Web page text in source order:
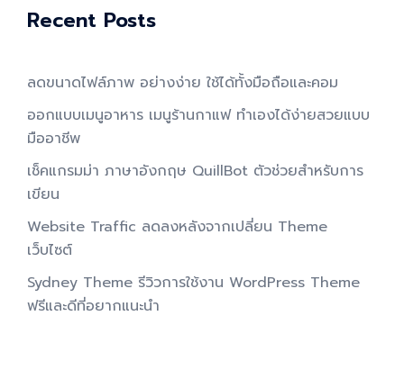
Recent Posts
ลดขนาดไฟล์ภาพ อย่างง่าย ใช้ได้ทั้งมือถือและคอม
ออกแบบเมนูอาหาร เมนูร้านกาแฟ ทำเองได้ง่ายสวยแบบ
มืออาชีพ
เช็คแกรมม่า ภาษาอังกฤษ QuillBot ตัวช่วยสำหรับการ
เขียน
Website Traffic ลดลงหลังจากเปลี่ยน Theme
เว็บไซต์
Sydney Theme รีวิวการใช้งาน WordPress Theme
ฟรีและดีที่อยากแนะนำ